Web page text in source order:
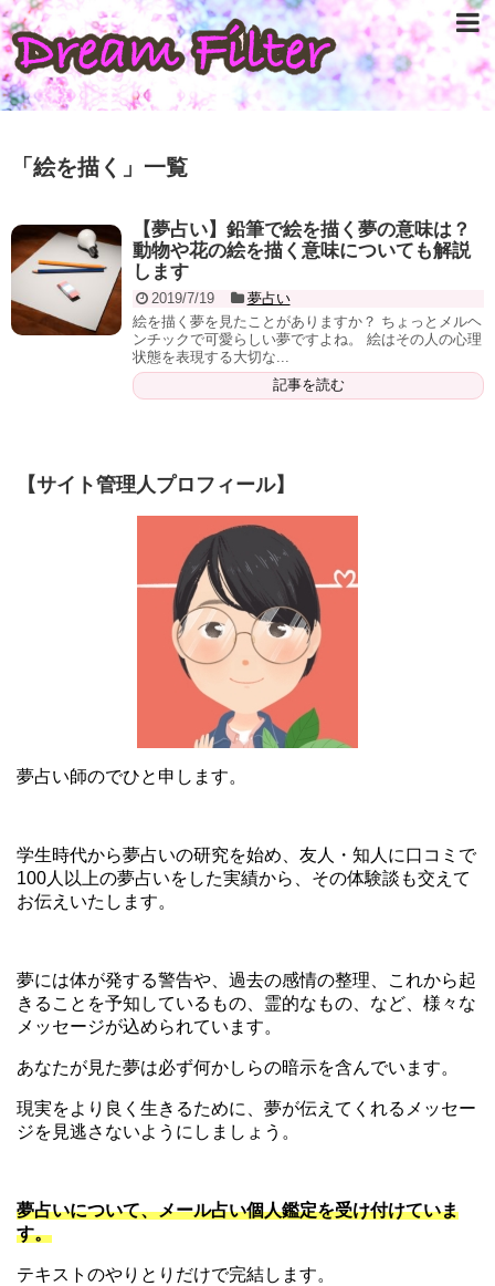
「 絵を描く 」 一覧
【夢占い】鉛筆で絵を描く夢の意味は？
動物や花の絵を描く意味についても解説
します
2019/7/19
夢占い
絵を描く夢を見たことがありますか？ ちょっとメルヘ
ンチックで可愛らしい夢ですよね。 絵はその人の心理
状態を表現する大切な...
記事を読む
【サイト管理人プロフィール】
夢占い師のでひと申します。
学生時代から夢占いの研究を始め、友人・知人に口コミで
100人以上の夢占いをした実績から、その体験談も交えて
お伝えいたします。
夢には体が発する警告や、過去の感情の整理、これから起
きることを予知しているもの、霊的なもの、など、様々な
メッセージが込められています。
あなたが見た夢は必ず何かしらの暗示を含んでいます。
現実をより良く生きるために、夢が伝えてくれるメッセー
ジを見逃さないようにしましょう。
夢占いについて、メール占い個人鑑定を受け付けていま
す。
テキストのやりとりだけで完結します。